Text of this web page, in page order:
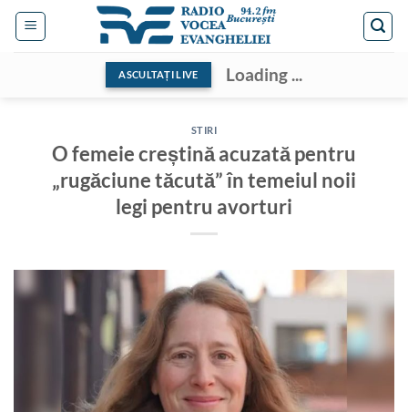
Skip
ASCULTAȚI LIVE Loading ...
STIRI
O femeie creștină acuzată pentru
„rugăciune tăcută” în temeiul noii
legi pentru avorturi